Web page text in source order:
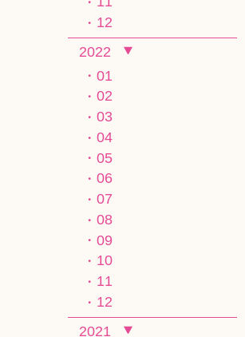
12
2022
01
02
03
04
05
06
07
08
09
10
11
12
2021